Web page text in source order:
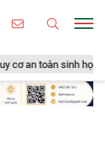
toàn thực phẩm